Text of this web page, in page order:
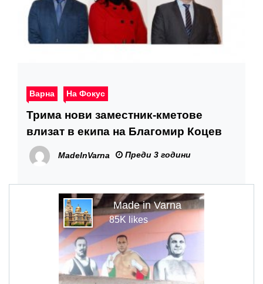
Варна На Фокус
Трима нови заместник-кметове
влизат в екипа на Благомир Коцев
MadeInVarna Преди 3 години
Made in Varna
85K likes